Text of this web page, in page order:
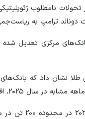
نامطلوب
دونالد ترامپ به
مرکزی تعدیل
افزایش سه درصدی داشته است.
با این حال،